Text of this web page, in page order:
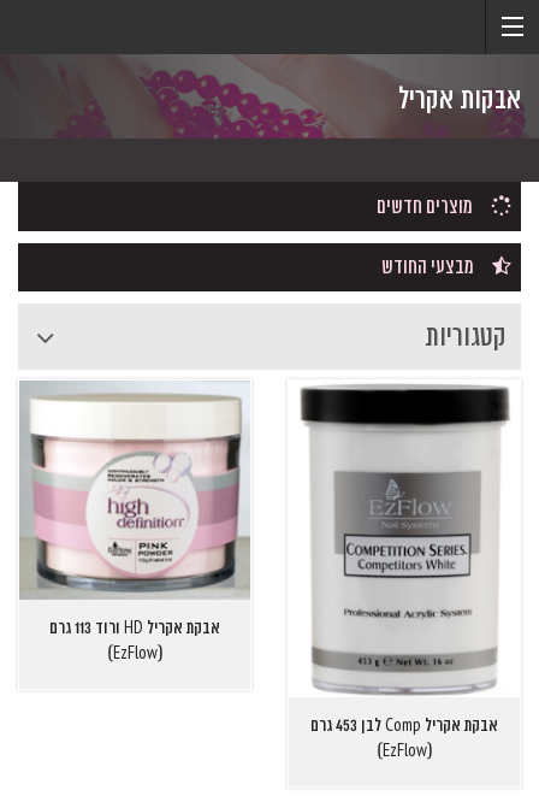
אבקות אקריל
מוצרים חדשים
מבצעי החודש
קטגוריות
אבקת אקריל Comp לבן 453 גרם
(EzFlow)
אבקת אקריל HD ורוד 113 גרם
(EzFlow)